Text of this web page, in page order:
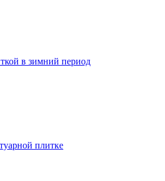
в зимний период
плитке